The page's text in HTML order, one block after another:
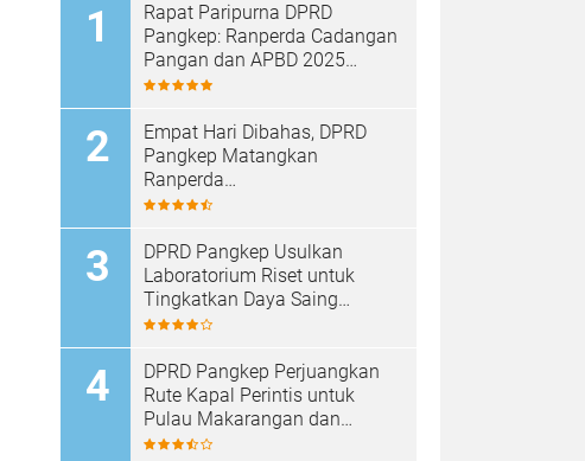
Rapat Paripurna DPRD
Pangkep: Ranperda Cadangan
Pangan dan APBD 2025
Disetujui dengan Sejumlah
Empat Hari Dibahas, DPRD
Pangkep Matangkan
Ranperda
Pertanggungjawaban APBD
DPRD Pangkep Usulkan
Laboratorium Riset untuk
Tingkatkan Daya Saing
Produk Unggulan
DPRD Pangkep Perjuangkan
Rute Kapal Perintis untuk
Pulau Makarangan dan
Langkoteang